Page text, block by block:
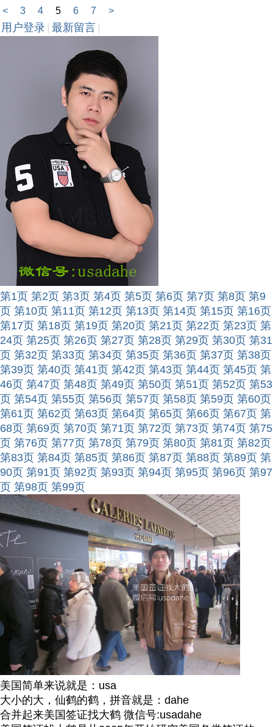
< 3 4 5 6 7 >
用户登录 最新留言
第1页 第2页 第3页 第4页 第5页 第6页 第7页 第8页 第9
页 第10页 第11页 第12页 第13页 第14页 第15页 第16页
第17页 第18页 第19页 第20页 第21页 第22页 第23页 第
24页 第25页 第26页 第27页 第28页 第29页 第30页 第31
页 第32页 第33页 第34页 第35页 第36页 第37页 第38页
第39页 第40页 第41页 第42页 第43页 第44页 第45页 第
46页 第47页 第48页 第49页 第50页 第51页 第52页 第53
页 第54页 第55页 第56页 第57页 第58页 第59页 第60页
第61页 第62页 第63页 第64页 第65页 第66页 第67页 第
68页 第69页 第70页 第71页 第72页 第73页 第74页 第75
页 第76页 第77页 第78页 第79页 第80页 第81页 第82页
第83页 第84页 第85页 第86页 第87页 第88页 第89页 第
90页 第91页 第92页 第93页 第94页 第95页 第96页 第97
页 第98页 第99页
美国简单来说就是：usa
大小的大，仙鹤的鹤，拼音就是：dahe
合并起来美国签证找大鹤 微信号:usadahe